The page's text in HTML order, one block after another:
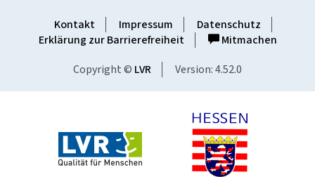
Kontakt Impressum
Datenschutz
Erklärung zur Barrierefreiheit
Mitmachen
Copyright © LVR Version: 4.52.0